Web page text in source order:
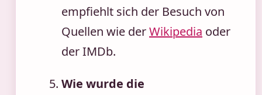
empfiehlt sich der Besuch von
Quellen wie derWikipedia oder
der IMDb.
Wie wurde die